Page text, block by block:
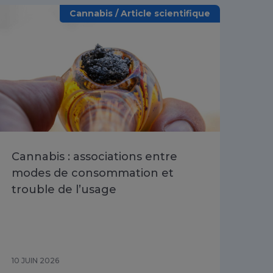
Cannabis / Article scientifique
Cannabis : associations entre
modes de consommation et
trouble de l’usage
10 JUIN 2026